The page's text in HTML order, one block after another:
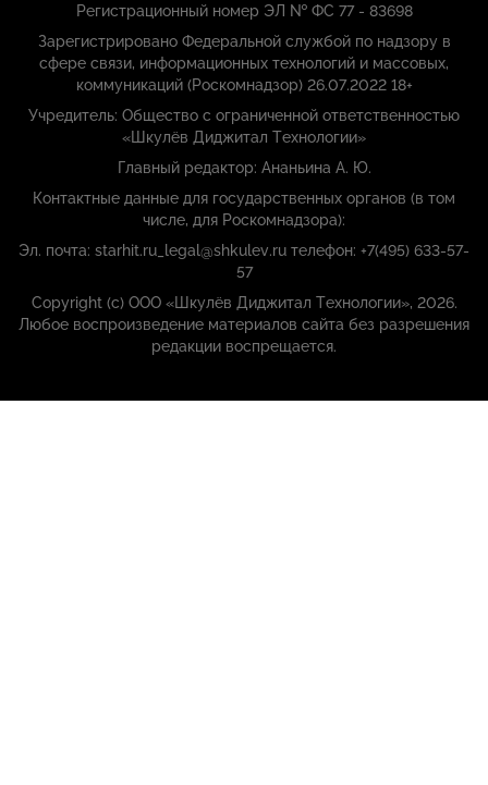
Регистрационный номер ЭЛ № ФС 77 - 83698
Зарегистрировано Федеральной службой по надзору в
сфере связи, информационных технологий и массовых,
коммуникаций (Роскомнадзор) 26.07.2022 18+
Учредитель: Общество с ограниченной ответственностью
«Шкулёв Диджитал Технологии»
Главный редактор: Ананьина А. Ю.
Контактные данные для государственных органов (в том
числе, для Роскомнадзора):
Эл. почта: starhit.ru_legal@shkulev.ru телефон: +7(495) 633-57-
57
Copyright (с) ООО «Шкулёв Диджитал Технологии», 2026.
Любое воспроизведение материалов сайта без разрешения
редакции воспрещается.